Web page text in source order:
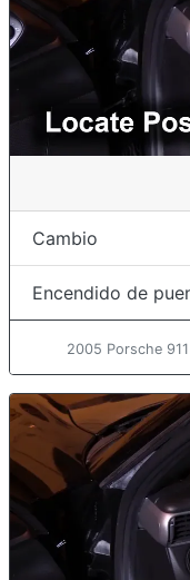
Cambio
Encendido de
2005 Porsche